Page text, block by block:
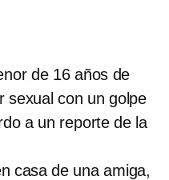
de 16 años de
sexual con un golpe
a un reporte de la
casa de una amiga,